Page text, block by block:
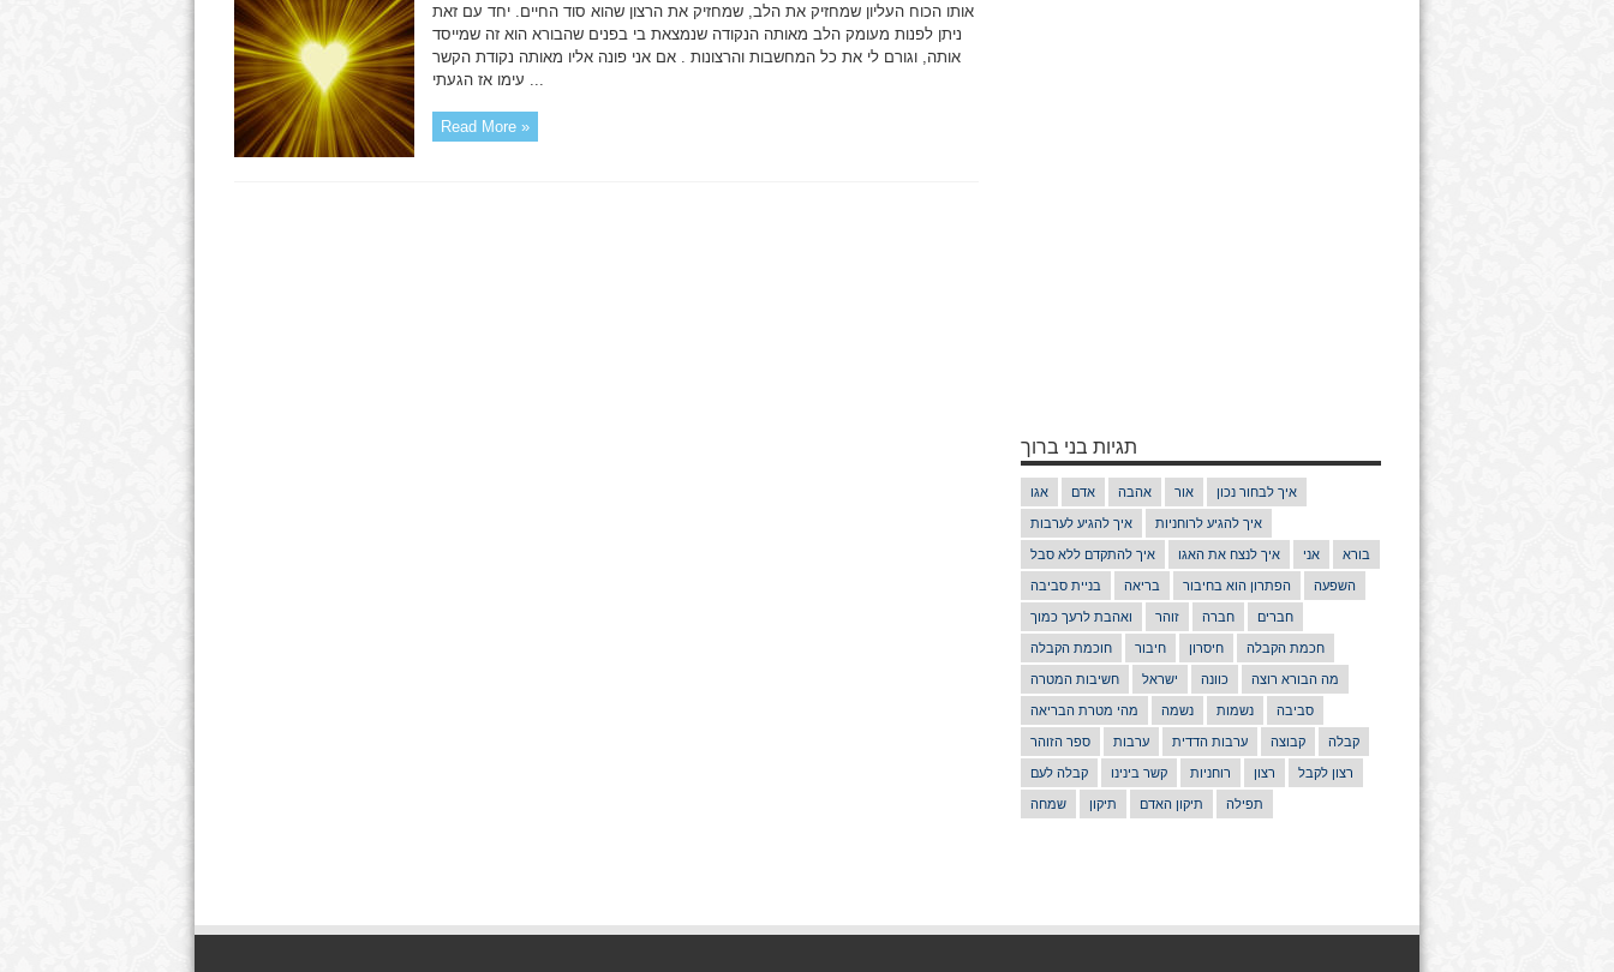
אותו הכוח העליון שמחזיק את הלב, שמחזיק את הרצון שהוא סוד החיים. יחד עם זאת
ניתן לפנות מעומק הלב מאותה הנקודה שנמצאת בי בפנים שהבורא הוא זה שמייסד
אותה, וגורם לי את כל המחשבות והרצונות . אם אני פונה אליו מאותה נקודת הקשר
עימו אז הגעתי ...
Read More »
תגיות בני ברוך
אגו אדם אהבה אור איך לבחור נכון
איך להגיע לערבות איך להגיע לרוחניות
איך להתקדם ללא סבל איך לנצח את האגו אני בורא
בניית סביבה בריאה הפתרון הוא בחיבור השפעה
ואהבת לרעך כמוך זוהר חברה חברים
חוכמת הקבלה חיבור חיסרון חכמת הקבלה
חשיבות המטרה ישראל כוונה מה הבורא רוצה
מהי מטרת הבריאה נשמה נשמות סביבה
ספר הזוהר ערבות ערבות הדדית קבוצה קבלה
קבלה לעם קשר בינינו רוחניות רצון רצון לקבל
שמחה תיקון תיקון האדם תפילה